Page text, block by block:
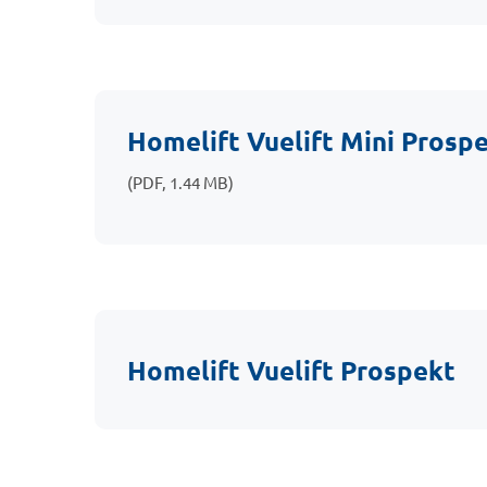
Homelift Vuelift Mini
(PDF, 1.44 MB)
Homelift Vuelift Prospekt